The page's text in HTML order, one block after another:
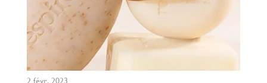
2 févr. 2023